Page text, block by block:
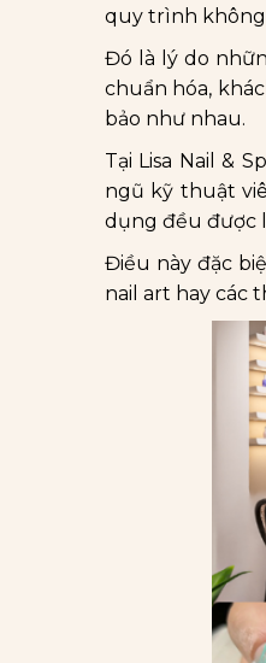
quy trình không
Đó là lý do
chuẩn hóa,
bảo như nhau.
Tại Lisa Nail &
ngũ kỹ thuật
dụng đều được
Điều này đặc
nail art hay các